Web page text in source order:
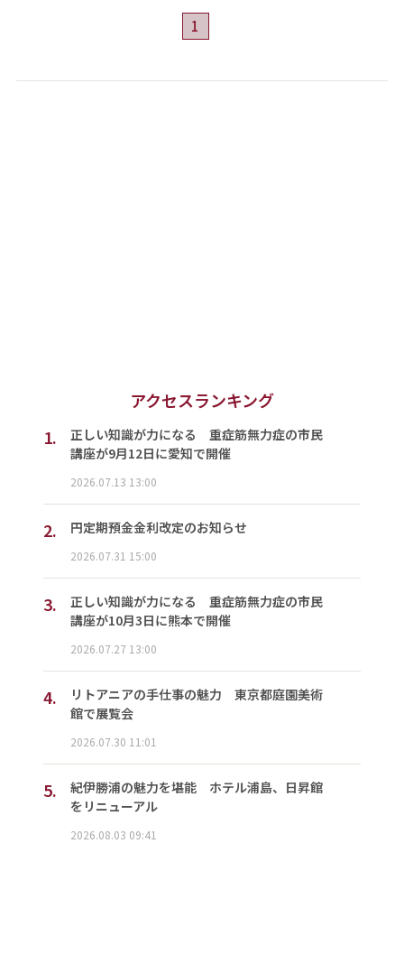
1
アクセスランキング
1.
正しい知識が力になる 重症筋無力症の市民
講座が9月12日に愛知で開催
2026.07.13 13:00
2. 円定期預金金利改定のお知らせ
2026.07.31 15:00
3.
正しい知識が力になる 重症筋無力症の市民
講座が10月3日に熊本で開催
2026.07.27 13:00
4.
リトアニアの手仕事の魅力 東京都庭園美術
館で展覧会
2026.07.30 11:01
5.
紀伊勝浦の魅力を堪能 ホテル浦島、日昇館
をリニューアル
2026.08.03 09:41